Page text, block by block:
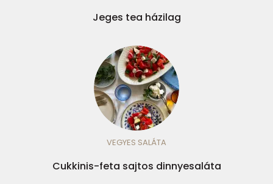
Jeges tea házilag
VEGYES SALÁTA
Cukkinis-feta sajtos dinnyesaláta